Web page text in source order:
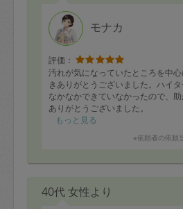
モナカ
評価：
汚れが気になっていたところを中
きありがとうございました。ハイ
なかなかできていなかったので、助
ありがとうございました。
もっと見る
※依頼者の依頼
40代 女性より